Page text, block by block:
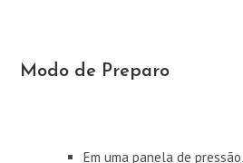
Modo de Preparo
Em uma panela de